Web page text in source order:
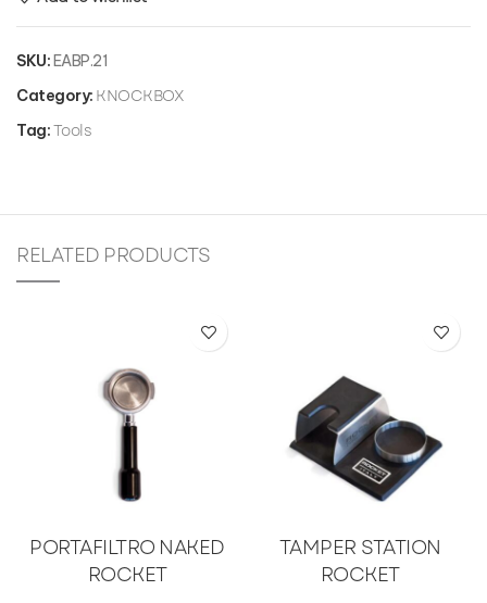
SKU:EABP.21
Category: KNOCKBOX
Tag:Tools
RELATED PRODUCTS
PORTAFILTRO NAKED
ROCKET
TAMPER STATION
ROCKET